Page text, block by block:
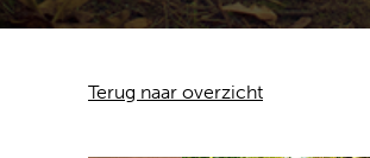
Terug naar overzicht